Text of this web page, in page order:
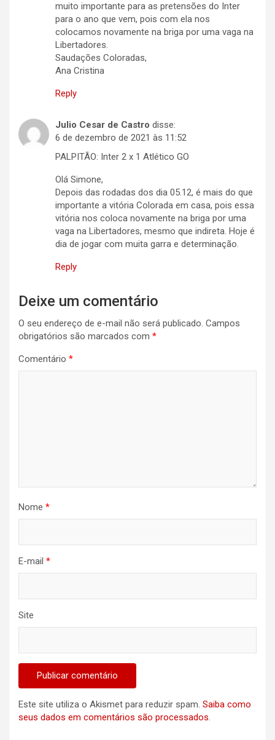
muito importante para as pretensões do Inter
para o ano que vem, pois com ela nos
colocamos novamente na briga por uma vaga na
Libertadores.
Saudações Coloradas,
Ana Cristina
Reply
Julio Cesar de Castro disse:
6 de dezembro de 2021 às 11:52
PALPITÃO: Inter 2 x 1 Atlético GO
Olá Simone,
Depois das rodadas dos dia 05.12, é mais do que
importante a vitória Colorada em casa, pois essa
vitória nos coloca novamente na briga por uma
vaga na Libertadores, mesmo que indireta. Hoje é
dia de jogar com muita garra e determinação.
Reply
Deixe um comentário
O seu endereço de e-mail não será publicado. Campos
obrigatórios são marcados com *
Comentário *
Nome *
E-mail *
Site
Este site utiliza o Akismet para reduzir spam. Saiba como
seus dados em comentários são processados.